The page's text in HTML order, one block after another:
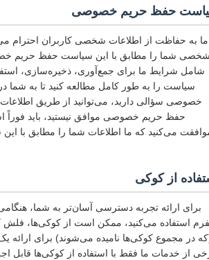
حفظ حریم خصوصی
ما به حفاظت از اطلاعات شخصی کاربران احترام
شخصی شما را مطابق با این سیاست حفظ حریم
شامل شرایط ما برای جمع‌آوری، ذخیره‌سازی،
سیاست را به طور کامل مطالعه کنید تا به
خصوصی سؤالی دارید، می‌توانید از طریق
حفظ حریم خصوصی موافق نیستید، باید فوراً
می‌کنید که ما اطلاعات شما را مطابق با
از کوکی
برای ارائه تجربه دسترسی آسان‌تر به شما،
استفاده می‌کنید، ممکن است از کوکی‌ها،
در مجموع کوکی‌ها نامیده می‌شوند) برای
از خدمات ما فقط با استفاده از کوکی‌ها قابل